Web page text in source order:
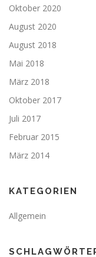
Oktober 2020
August 2020
August 2018
Mai 2018
März 2018
Oktober 2017
Juli 2017
Februar 2015
März 2014
KATEGORIEN
Allgemein